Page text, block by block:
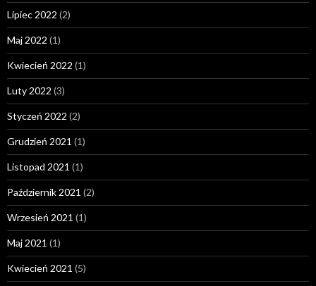
Lipiec 2022 (2)
Maj 2022 (1)
Kwiecień 2022 (1)
Luty 2022 (3)
Styczeń 2022 (2)
Grudzień 2021 (1)
Listopad 2021 (1)
Październik 2021 (2)
Wrzesień 2021 (1)
Maj 2021 (1)
Kwiecień 2021 (5)